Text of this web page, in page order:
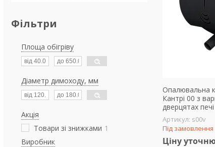
Фільтри
Площа обігріву
Діаметр димоходу, мм
Акція
Товари зі знижками 1
Виробник
Опалювальна
Кантрі 00 з
дверцятах печі
s00v
Під замовлення
Ціну